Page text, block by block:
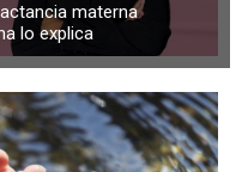
materna
lo explica